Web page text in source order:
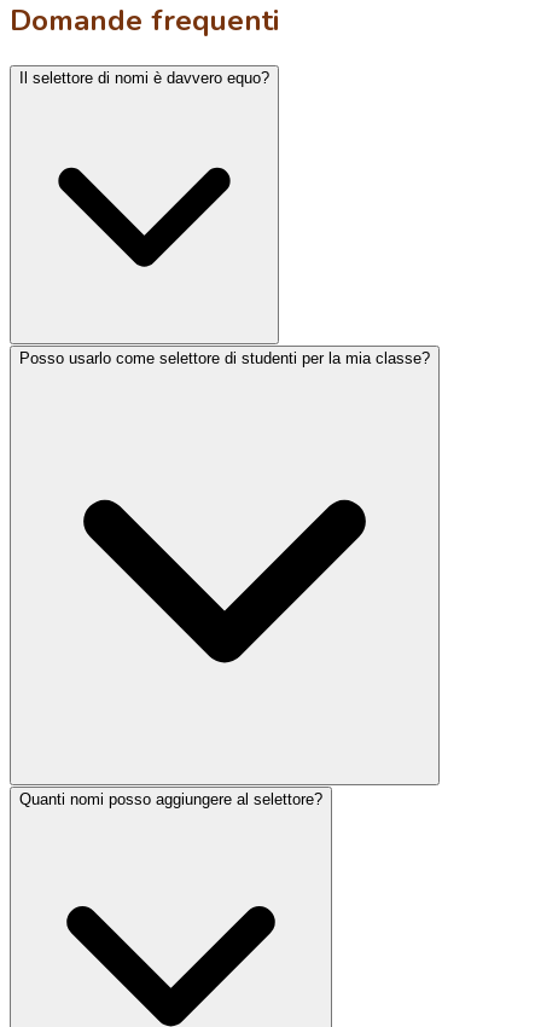
Domande frequenti
Il selettore di nomi è davvero equo?
Posso usarlo come selettore di studenti per la mia classe?
Quanti nomi posso aggiungere al selettore?